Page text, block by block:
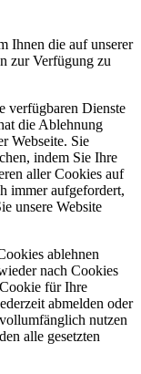
Ihnen die auf unserer
zur Verfügung zu
verfügbaren Dienste
die Ablehnung
Webseite. Sie
indem Sie Ihre
aller Cookies auf
immer aufgefordert,
unsere Website
ablehnen
nach Cookies
für Ihre
abmelden oder
nutzen
alle gesetzten